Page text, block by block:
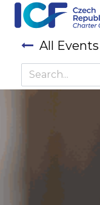
All Events